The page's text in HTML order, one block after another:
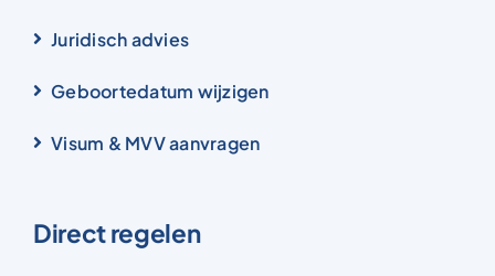
Juridisch advies
Geboortedatum wijzigen
Visum & MVV aanvragen
Direct regelen